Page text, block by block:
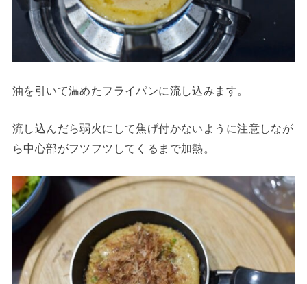
油を引いて温めたフライパンに流し込みます。
流し込んだら弱火にして焦げ付かないように注意しなが
ら中心部がフツフツしてくるまで加熱。